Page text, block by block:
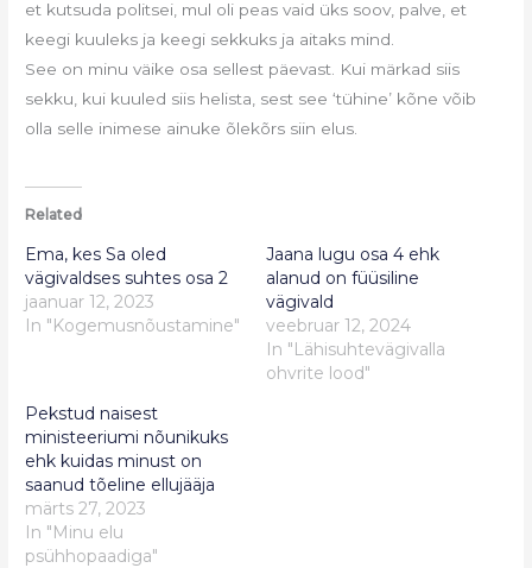
et kutsuda politsei, mul oli peas vaid üks soov, palve, et
keegi kuuleks ja keegi sekkuks ja aitaks mind.
See on minu väike osa sellest päevast. Kui märkad siis
sekku, kui kuuled siis helista, sest see ‘tühine’ kõne võib
olla selle inimese ainuke õlekõrs siin elus.
Related
Ema, kes Sa oled
vägivaldses suhtes osa 2
jaanuar 12, 2023
In "Kogemusnõustamine"
Jaana lugu osa 4 ehk
alanud on füüsiline
vägivald
veebruar 12, 2024
In "Lähisuhtevägivalla
ohvrite lood"
Pekstud naisest
ministeeriumi nõunikuks
ehk kuidas minust on
saanud tõeline ellujääja
märts 27, 2023
In "Minu elu
psühhopaadiga"